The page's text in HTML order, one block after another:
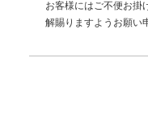
お客様にはご不便お掛
解賜りますようお願い